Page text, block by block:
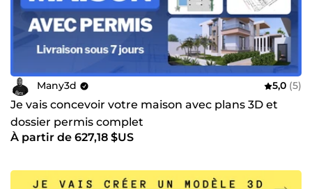
Many3d 5,0 (5)
Je vais concevoir votre maison avec plans 3D et
dossier permis complet
À partir de 627,18 $US